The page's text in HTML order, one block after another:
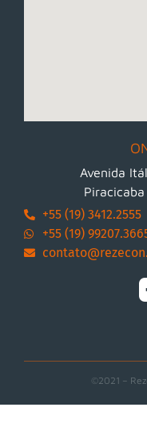
Avenida
+55 (19) 3412.2555
+55 (19)
©2021 –